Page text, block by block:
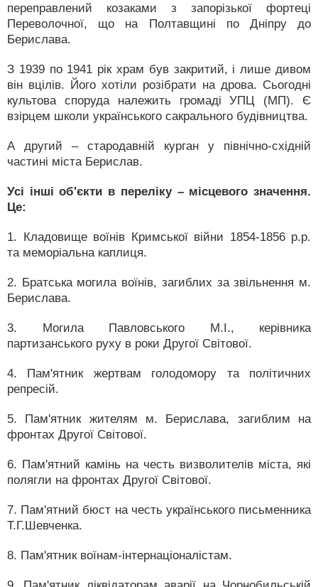
переправлений козаками з запорізької фортеці
Переволочної, що на Полтавщині по Дніпру до
Берислава.
З 1939 по 1941 рік храм був закритий, і лише дивом
він вцілів. Його хотіли розібрати на дрова. Сьогодні
культова споруда належить громаді УПЦ (МП). Є
взірцем школи українського сакрального будівництва.
А другий – стародавній курган у північно-східній
частині міста Берислав.
Усі інші об'єкти в переліку – місцевого значення.
Це:
1. Кладовище воїнів Кримської війни 1854-1856 р.р.
та меморіальна каплиця.
2. Братська могила воїнів, загиблих за звільнення м.
Берислава.
3. Могила Павловського М.І., керівника
партизанського руху в роки Другої Світової.
4. Пам'ятник жертвам голодомору та політичних
репресій.
5. Пам'ятник жителям м. Берислава, загиблим на
фронтах Другої Світової.
6. Пам'ятний камінь на честь визволителів міста, які
полягли на фронтах Другої Світової.
7. Пам'ятний бюст на честь українського письменника
Т.Г.Шевченка.
8. Пам'ятник воїнам-інтернаціоналістам.